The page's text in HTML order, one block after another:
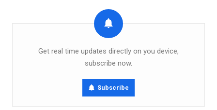
Get real time updates directly on you device,
subscribe now.
Subscribe